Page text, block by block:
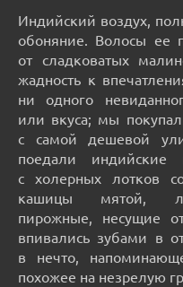
Индийский воздух,
обоняние. Волосы ее
от сладковатых
жадность к
ни одного
или вкуса; мы
с самой дешевой
поедали
с холерных лотков
кашицы мятой,
пирожные, несущие
впивались зубами в
в нечто,
похожее на незрелую